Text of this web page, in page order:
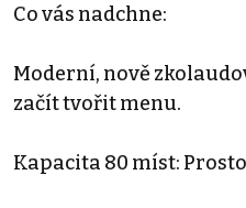
Co vás nadchne:
Moderní, nově
začít tvořit menu.
Kapacita 80 míst: